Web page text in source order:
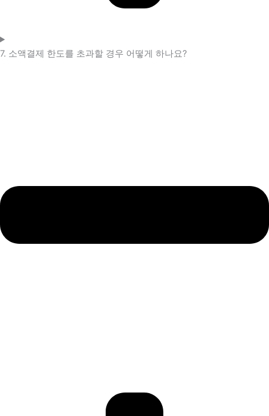
7. 소액결제 한도를 초과할 경우 어떻게 하나요?